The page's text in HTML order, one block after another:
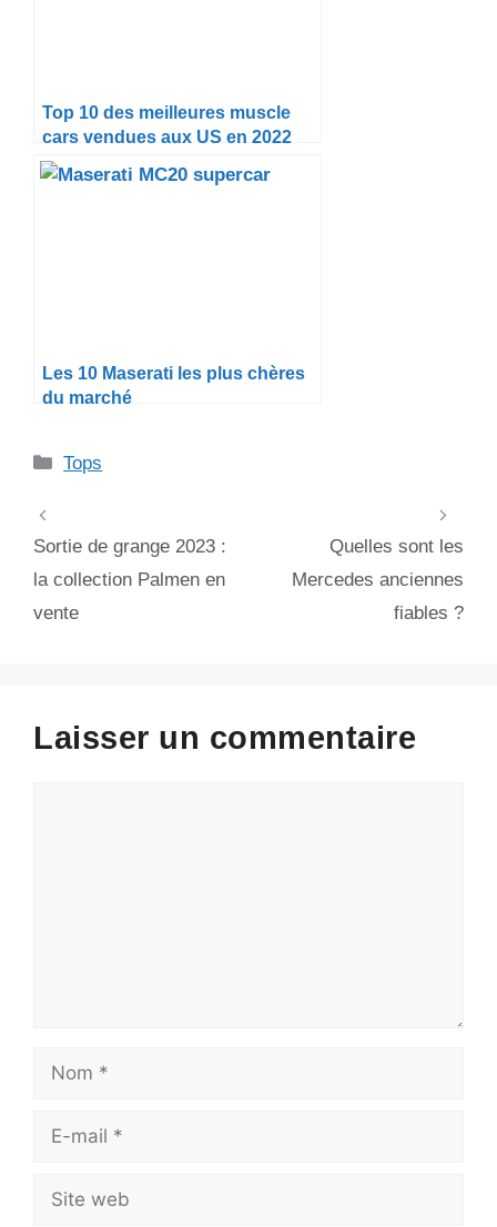
Top 10 des meilleures muscle
cars vendues aux US en 2022
Les 10 Maserati les plus chères
du marché
Catégories
Tops
Sortie de grange 2023 :
la collection Palmen en
vente
Quelles sont les
Mercedes anciennes
fiables ?
Laisser un commentaire
Nom
Site